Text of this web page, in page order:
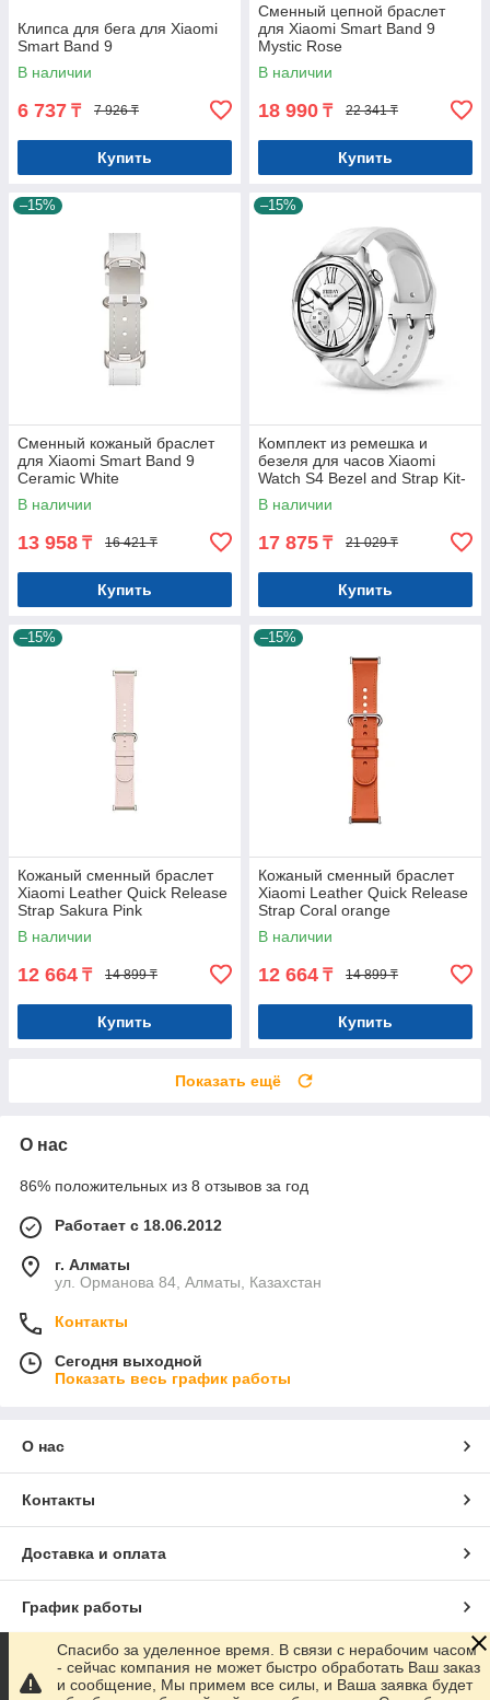
Клипса для бега для Xiaomi
Smart Band 9
В наличии
6 737 ₸ 7 926 ₸
Купить
Сменный цепной браслет
для Xiaomi Smart Band 9
Mystic Rose
В наличии
18 990 ₸ 22 341 ₸
Купить
–15%
Сменный кожаный браслет
для Xiaomi Smart Band 9
Ceramic White
В наличии
13 958 ₸ 16 421 ₸
Купить
–15%
Комплект из ремешка и
безеля для часов Xiaomi
Watch S4 Bezel and Strap Kit-
Liquid Silver
В наличии
17 875 ₸ 21 029 ₸
Купить
–15%
Кожаный сменный браслет
Xiaomi Leather Quick Release
Strap Sakura Pink
В наличии
12 664 ₸ 14 899 ₸
Купить
–15%
Кожаный сменный браслет
Xiaomi Leather Quick Release
Strap Coral orange
В наличии
12 664 ₸ 14 899 ₸
Купить
Показать ещё
О нас
86% положительных из 8 отзывов за год
Работает с 18.06.2012
г. Алматы
ул. Орманова 84, Алматы, Казахстан
Контакты
Сегодня выходной
Показать весь график работы
О нас
Контакты
Доставка и оплата
График работы
Полная версия сайта
Спасибо за уделенное время. В связи с нерабочим часом
- сейчас компания не может быстро обработать Ваш заказ
и сообщение, Мы примем все силы, и Ваша заявка будет